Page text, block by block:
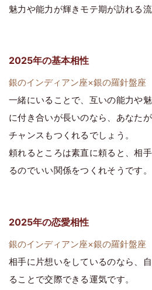
魅力や能力が輝きモテ期が訪れる流
2025年の基本相性
銀のインディアン座×銀の羅針盤座
一緒にいることで、互いの能力や
に付き合いが長いのなら、あなた
チャンスもつくれるでしょう。
頼れるところは素直に頼ると、相
るのでいい関係をつくれそうです。
2025年の恋愛相性
銀のインディアン座×銀の羅針盤座
相手に片想いをしているのなら、
ることで交際できる運気です。